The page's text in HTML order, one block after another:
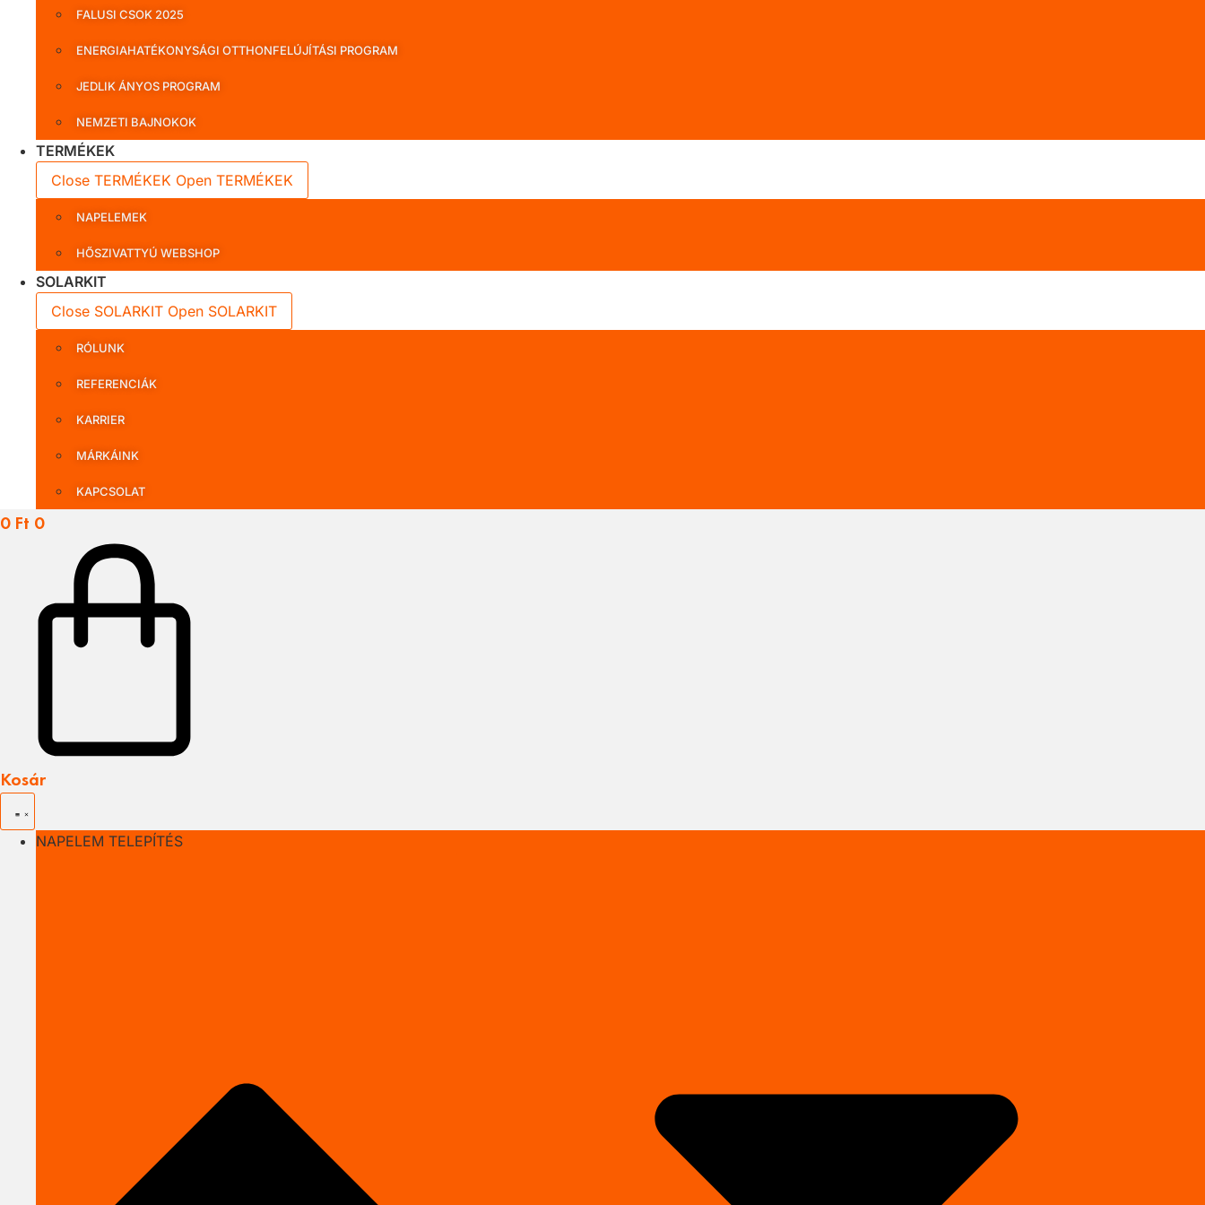
FALUSI CSOK 2025
ENERGIAHATÉKONYSÁGI OTTHONFELÚJÍTÁSI PROGRAM
JEDLIK ÁNYOS PROGRAM
NEMZETI BAJNOKOK
TERMÉKEK
Close TERMÉKEK Open TERMÉKEK
NAPELEMEK
HŐSZIVATTYÚ WEBSHOP
SOLARKIT
Close SOLARKIT Open SOLARKIT
RÓLUNK
REFERENCIÁK
KARRIER
MÁRKÁINK
KAPCSOLAT
0 Ft 0
Kosár
NAPELEM TELEPÍTÉS